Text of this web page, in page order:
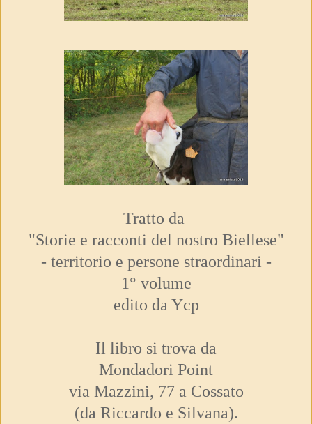
Tratto da
"Storie e racconti del nostro Biellese"
- territorio e persone straordinari -
1° volume
edito da Ycp
Il libro si trova da
Mondadori Point
via Mazzini, 77 a Cossato
(da Riccardo e Silvana).